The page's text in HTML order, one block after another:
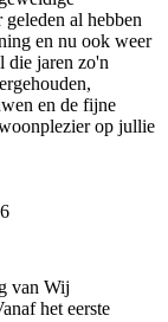
al hebben
en nu ook weer
die jaren zo'n
en de fijne
op jullie
van Wij
het eerste